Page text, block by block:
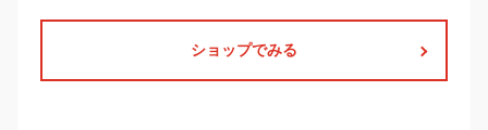
ショップでみる